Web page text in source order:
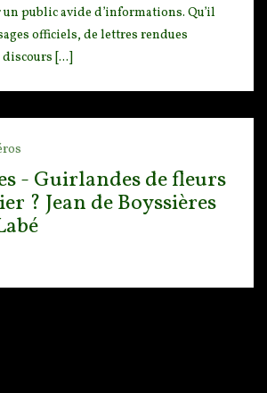
public avide d’informations. Qu’il
officiels, de lettres rendues
[...]
- Guirlandes de fleurs
? Jean de Boyssières